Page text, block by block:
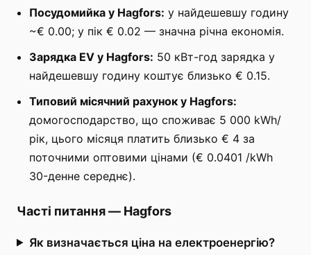
Посудомийка у Hagfors: у найдешевшу годину
~€ 0.00; у пік € 0.02 — значна річна економія.
Зарядка EV у Hagfors: 50 кВт-год зарядка у
найдешевшу годину коштує близько € 0.15.
Типовий місячний рахунок у Hagfors:
домогосподарство, що споживає 5 000 kWh/
рік, цього місяця платить близько € 4 за
поточними оптовими цінами (€ 0.0401 /kWh
30-денне середнє).
Часті питання— Hagfors
Як визначається ціна на електроенергію?